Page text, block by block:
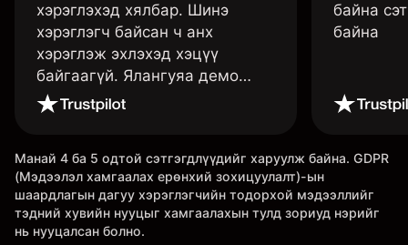
хэрэглэхэд хялбар. Шинэ
хэрэглэгч байсан ч анх
хэрэглэж эхлэхэд хэцүү
байгаагүй. Ялангуяа демо
данс нь их хэрэгтэй ба
дэмтэй.
байна
байна
Манай 4 ба 5 одтой сэтгэгдлүүдийг харуулж байна. GDPR
(Мэдээлэл хамгаалах ерөнхий зохицуулалт)-ын
шаардлагын дагуу хэрэглэгчийн тодорхой мэдээллийг
тэдний хувийн нууцыг хамгаалахын тулд зориуд нэрийг
нь нууцалсан болно.